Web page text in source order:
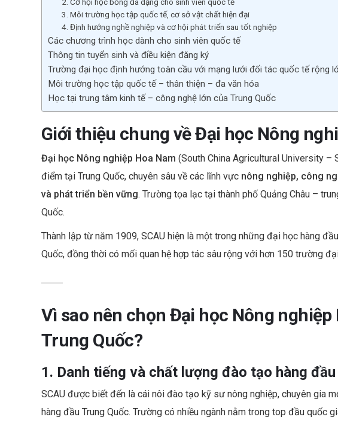
k
3. Môi trường học tập quốc tế, cơ sở vật chất hiện đại
4. Định hướng nghề nghiệp và cơ hội phát triển sau tốt nghiệp
Các chương trình học dành cho sinh viên quốc tế
Thông tin tuyển sinh và điều kiện đăng ký
Trường đại học định hướng toàn cầu với mạng lưới đối tác quốc tế rộng
Môi trường học tập quốc tế – thân thiện – đa văn hóa
Học tại trung tâm kinh tế – công nghệ lớn của Trung Quốc
Giới thiệu chung về Đại học Nông
Đại học Nông nghiệp Hoa Nam (South China Agricultural University –
điểm tại Trung Quốc, chuyên sâu về các lĩnh vực nông nghiệp, công
và phát triển bền vững. Trường tọa lạc tại thành phố Quảng Châu –
Quốc.
Thành lập từ năm 1909, SCAU hiện là một trong những đại học hàng
Quốc, đồng thời có mối quan hệ hợp tác sâu rộng với hơn 150 trường
Vì sao nên chọn Đại học Nông nghiệp
Trung Quốc?
1. Danh tiếng và chất lượng đào tạo hàng
SCAU được biết đến là cái nôi đào tạo kỹ sư nông nghiệp, chuyên gia
hàng đầu Trung Quốc. Trường có nhiều ngành nằm trong top đầu quốc